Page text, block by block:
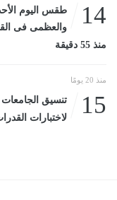
14
طقس اليوم
منذ 55 دقيقة
منذ 20 يومًا
15
لاختبارات